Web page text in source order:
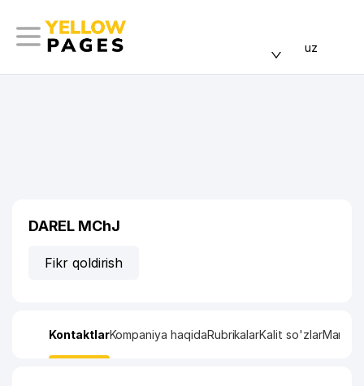
uz
DAREL MChJ
Fikr qoldirish
KontaktlarKompaniya haqidaRubrikalarKalit so'zlarManzil